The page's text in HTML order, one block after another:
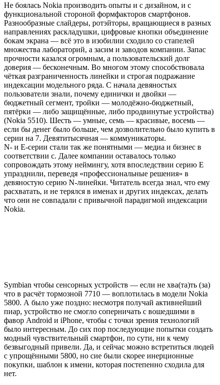
Не боялась Nokia производить опыты и с дизайном, и с
функциональной стороной формфакторов смартфонов.
Разнообразные слайдеры, ротэйторы, вращающиеся в разных
направлениях раскладушки, цифровые кнопки объединение
бокам экрана — всё это в изобилии сходило со стапелей
множества лабораторий, а засим и заводов компании. Запас
прочности казался огромным, а пользовательский долг
доверия — бесконечным. Во многом этому способствовала
чёткая разграниченность линейки и строгая подражание
индексации модельного ряда. С начала девяностых
пользователи знали, почему единички и двойки —
бюджетный сегмент, тройки — молодёжно-бюджетный,
пятёрки — либо защищённые, либо продвинутые устройства)
(Nokia 5510). Шесть — умные, семь — красивые, восемь —
если бы денег было больше, чем дозволительно было купить в
серии на 7. Девятитысячная — коммуникаторы.
N- и E-серии стали так же понятными — медиа и бизнес в
соответствии с. Далее компании оставалось только
сопровождать этому неймингу, хотя впоследствии серию E
упразднили, переведя «профессиональные решения» в
девяностую серию N-линейки. Читатель всегда знал, что ему
расхватать, и не терялся в именах и других индексах, делать
что они не совпадали с привычной парадигмой индексации
Nokia.
Symbian чтобы сенсорных устройств — если не хва(та)ть (за)
что в расчёт тормозной 7710 — воплотилась в модели Nokia
5800. А было уже поздно: несмотря получай активнейший
пиар, устройство не смогло соперничать с вошедшими в
фавор Android и iPhone, чтобы с точки зрения технологий
было интересным. До сих пор последующие попытки создать
модный чувствительный смартфон, по сути, ни к чему
безвыгодный привели. Да, и сейчас можно встретиться людей
с упрощёнными 5800, но сие были скорее инерционные
покупки, шаблон к имени, которая постепенно сходила для
нет.